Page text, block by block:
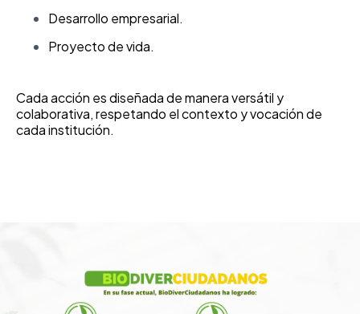
Desarrollo empresarial.
Proyecto de vida.
Cada acción es diseñada de manera versátil y
colaborativa, respetando el contexto y vocación de
cada institución.